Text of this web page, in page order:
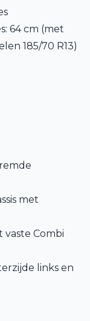
64 cm (met
185/70 R13)
met
vaste Combi
links en